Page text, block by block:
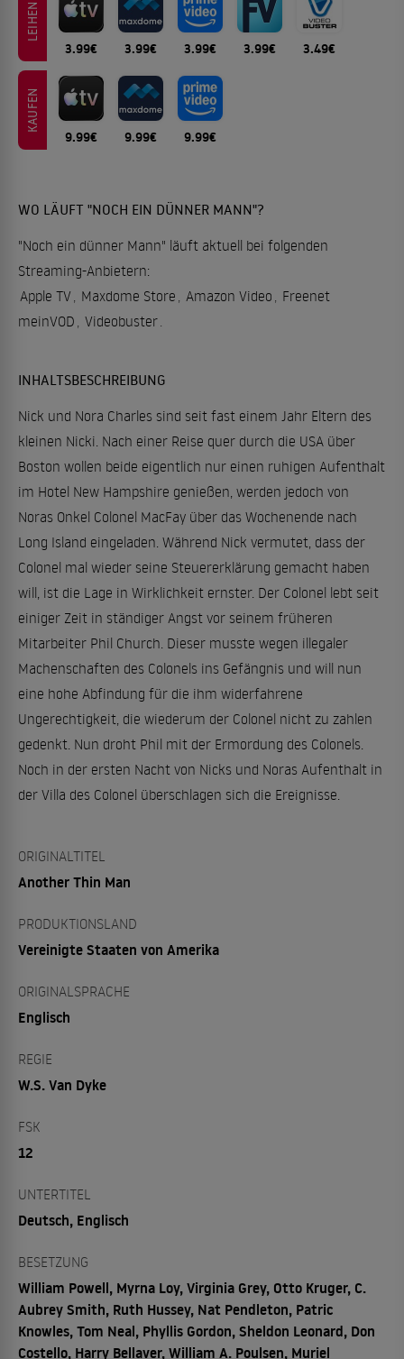
LEIHEN
3.99€ 3.99€ 3.99€ 3.99€ 3.49€
KAUFEN
9.99€ 9.99€ 9.99€
WO LÄUFT "NOCH EIN DÜNNER MANN"?
"Noch ein dünner Mann" läuft aktuell bei folgenden
Streaming-Anbietern:
Apple TV, Maxdome Store , Amazon Video , Freenet
meinVOD , Videobuster.
INHALTSBESCHREIBUNG
Nick und Nora Charles sind seit fast einem Jahr Eltern des
kleinen Nicki. Nach einer Reise quer durch die USA über
Boston wollen beide eigentlich nur einen ruhigen Aufenthalt
im Hotel New Hampshire genießen, werden jedoch von
Noras Onkel Colonel MacFay über das Wochenende nach
Long Island eingeladen. Während Nick vermutet, dass der
Colonel mal wieder seine Steuererklärung gemacht haben
will, ist die Lage in Wirklichkeit ernster. Der Colonel lebt seit
einiger Zeit in ständiger Angst vor seinem früheren
Mitarbeiter Phil Church. Dieser musste wegen illegaler
Machenschaften des Colonels ins Gefängnis und will nun
eine hohe Abfindung für die ihm widerfahrene
Ungerechtigkeit, die wiederum der Colonel nicht zu zahlen
gedenkt. Nun droht Phil mit der Ermordung des Colonels.
Noch in der ersten Nacht von Nicks und Noras Aufenthalt in
der Villa des Colonel überschlagen sich die Ereignisse.
ORIGINALTITEL
Another Thin Man
PRODUKTIONSLAND
Vereinigte Staaten von Amerika
ORIGINALSPRACHE
Englisch
REGIE
W.S. Van Dyke
FSK
12
UNTERTITEL
Deutsch, Englisch
BESETZUNG
William Powell, Myrna Loy, Virginia Grey, Otto Kruger, C.
Aubrey Smith, Ruth Hussey, Nat Pendleton, Patric
Knowles, Tom Neal, Phyllis Gordon, Sheldon Leonard, Don
Costello, Harry Bellaver, William A. Poulsen, Muriel